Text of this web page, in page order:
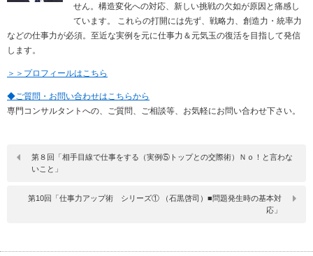
せん。構造変化への対応、新しい挑戦の欠如が原因と痛感し
ています。 これらの打開には先ず、戦略力、創造力・統率力
などの仕事力が必須。至近な実例を元に仕事力＆元気玉の復活を目指して発信
します。
＞＞プロフィールはこちら
◆ご質問・お問い合わせはこちらから
専門コンサルタントへの、ご質問、ご相談等、お気軽にお問い合わせ下さい。
第８回「相手目線で仕事をする（実例⑤トップとの交際術）Ｎｏ！と言わな
いこと」
第10回「仕事力アップ術 シリーズ① （石黒啓司）■問題発生時の基本対
応」